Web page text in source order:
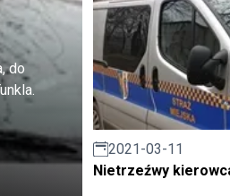
do
2021-03-11
Nietrzeźwy